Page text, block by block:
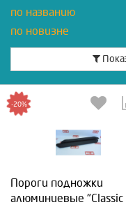
по названию
по новизне
Пороги подножки
алюминиевые "Classic
-20%